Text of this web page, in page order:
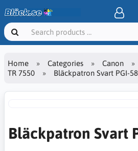
Home Categories Canon
TR 7550
Bläckpatron Svart PGI-
Bläckpatron Svart